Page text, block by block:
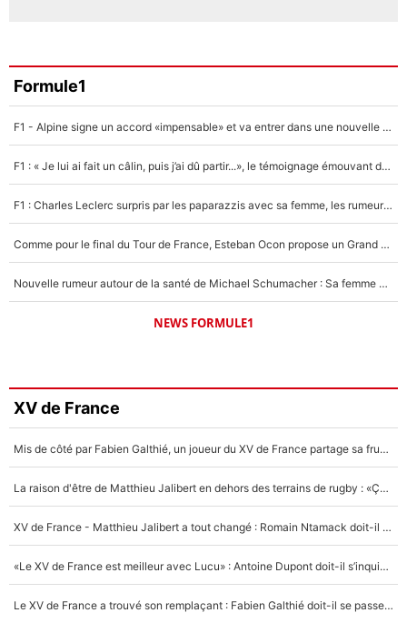
Formule1
F1 - Alpine signe un accord «impensable» et va entrer dans une nouvelle dimension : Grande nouvelle pour Pierre Gasly !
F1 : « Je lui ai fait un câlin, puis j’ai dû partir...», le témoignage émouvant de Max Verstappen sur sa fille
F1 : Charles Leclerc surpris par les paparazzis avec sa femme, les rumeurs étaient vraies !
Comme pour le final du Tour de France, Esteban Ocon propose un Grand Prix de Formule 1 à Paris : «Autour de l’Arc de Triomphe, ce serait génial» !
Nouvelle rumeur autour de la santé de Michael Schumacher : Sa femme Corinna sort du silence
NEWS FORMULE1
XV de France
Mis de côté par Fabien Galthié, un joueur du XV de France partage sa frustration : «ils ne me l’ont pas dit tout de suite»
La raison d'être de Matthieu Jalibert en dehors des terrains de rugby : «Ça m'atteint autant que si tu touches à un membre de ma famille»
XV de France - Matthieu Jalibert a tout changé : Romain Ntamack doit-il s’inquiéter pour sa place à un an de la Coupe du monde ?
«Le XV de France est meilleur avec Lucu» : Antoine Dupont doit-il s’inquiéter pour sa place ?
Le XV de France a trouvé son remplaçant : Fabien Galthié doit-il se passer d'Antoine Dupont ?